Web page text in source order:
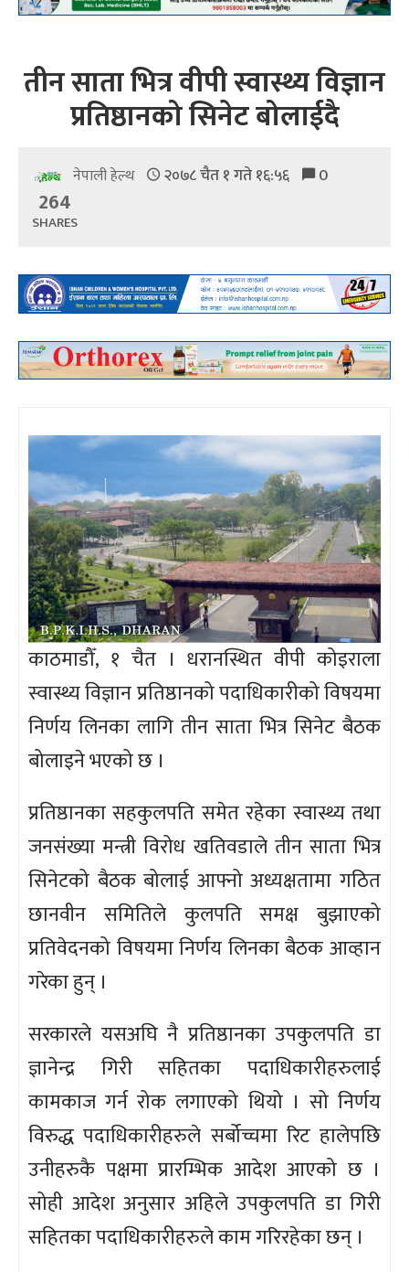
तीन साता भित्र वीपी स्वास्थ्य विज्ञान
प्रतिष्ठानको सिनेट बोलाईदै
नेपाली हेल्थ २०७८ चैत १ गते १६:५६ 0
264
SHARES
काठमाडौँ, १ चैत । धरानस्थित वीपी कोइराला
स्वास्थ्य विज्ञान प्रतिष्ठानको पदाधिकारीको विषयमा
निर्णय लिनका लागि तीन साता भित्र सिनेट बैठक
बोलाइने भएको छ ।
प्रतिष्ठानका सहकुलपति समेत रहेका स्वास्थ्य तथा
जनसंख्या मन्त्री विरोध खतिवडाले तीन साता भित्र
सिनेटको बैठक बोलाई आफ्नो अध्यक्षतामा गठित
छानवीन समितिले कुलपति समक्ष बुझाएको
प्रतिवेदनको विषयमा निर्णय लिनका बैठक आव्हान
गरेका हुन् ।
सरकारले यसअघि नै प्रतिष्ठानका उपकुलपति डा
ज्ञानेन्द्र गिरी सहितका पदाधिकारीहरुलाई
कामकाज गर्न रोक लगाएको थियो । सो निर्णय
विरुद्ध पदाधिकारीहरुले सर्बोच्चमा रिट हालेपछि
उनीहरुकै पक्षमा प्रारम्भिक आदेश आएको छ ।
सोही आदेश अनुसार अहिले उपकुलपति डा गिरी
सहितका पदाधिकारीहरुले काम गरिरहेका छन् ।